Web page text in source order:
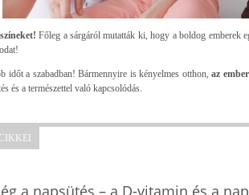
Főleg a sárgáról mutatták ki, hogy a boldog emberek
időt a szabadban! Bármennyire is kényelmes otthon, az
és a természettel való kapcsolódás.
a napsütés – a D-vitamin és a